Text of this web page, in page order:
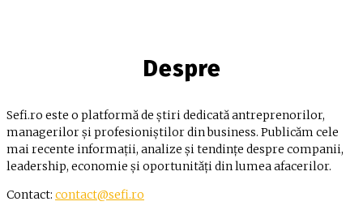
Despre
Sefi.ro este o platformă de știri dedicată antreprenorilor,
managerilor și profesioniștilor din business. Publicăm cele
mai recente informații, analize și tendințe despre companii,
leadership, economie și oportunități din lumea afacerilor.
Contact: contact@sefi.ro